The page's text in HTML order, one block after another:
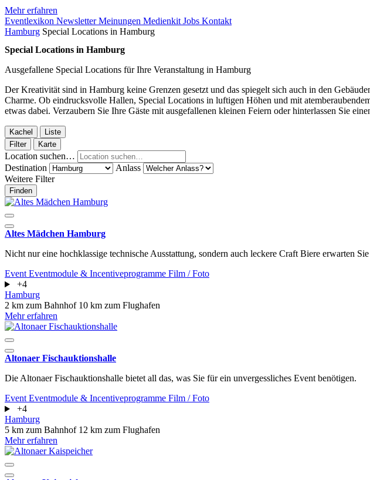
Mehr erfahren
Eventlexikon NewsletterMeinungen Medienkit Jobs Kontakt
Hamburg Special Locations in Hamburg
Special Locations in Hamburg
Ausgefallene Special Locations für Ihre Veranstaltung in Hamburg
Der Kreativität sind in Hamburg keine Grenzen gesetzt und das spiegelt sich auch in den
Charme. Ob eindrucksvolle Hallen, Special Locations in luftigen Höhen und mit
etwas dabei. Verzaubern Sie Ihre Gäste mit ausgefallenen kleinen Feiern oder hinterlassen Sie
Kachel
Liste
Filter
Karte
Location suchen…
Destination
Anlass
Weitere Filter
Finden
Altes Mädchen Hamburg
Nicht nur eine hochklassige technische Ausstattung, sondern auch leckere Craft Biere erwarten
Event Eventmodule & Incentiveprogramme Film / Foto
+4
Hamburg
2 km zum Bahnhof 10 km zum Flughafen
Mehr erfahren
Altonaer Fischauktionshalle
Die Altonaer Fischauktionshalle bietet all das, was Sie für ein unvergessliches Event benötigen.
Event Eventmodule & Incentiveprogramme Film / Foto
+4
Hamburg
5 km zum Bahnhof 12 km zum Flughafen
Mehr erfahren